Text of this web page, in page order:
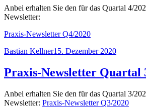
Anbei erhalten Sie den für das Quartal 4/
Newsletter:
Praxis-Newsletter Q4/2020
Autor
Bastian KellnerVeröffentlicht
15. Dezember 2020
Praxis-Newsletter Quartal
Anbei erhalten Sie den für das Quartal 3/
Newsletter: Praxis-Newsletter Q3/2020